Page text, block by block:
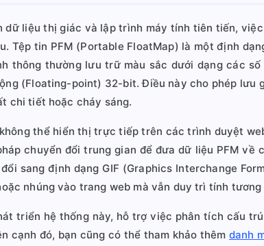
dữ liệu thị giác và lập trình máy tính tiên tiến,
Tệp tin PFM (Portable FloatMap) là một định
thông thường lưu trữ màu sắc dưới dạng các
(Floating-point) 32-bit. Điều này cho phép lưu
chi tiết hoặc cháy sáng.
thể hiển thị trực tiếp trên các trình duyệt
chuyển đổi trung gian để đưa dữ liệu PFM về
sang định dạng GIF (Graphics Interchange
nhúng vào trang web mà vẫn duy trì tính
triển hệ thống này, hỗ trợ việc phân tích cấu
cạnh đó, bạn cũng có thể tham khảo thêm danh